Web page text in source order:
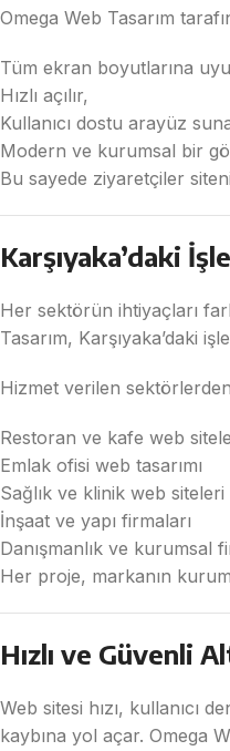
Omega Web Tasarım
Tüm ekran boyutlarına
Hızlı açılır,
Kullanıcı dostu arayüz
Modern ve kurumsal bir
Bu sayede ziyaretçiler
Karşıyaka’daki
Her sektörün ihtiyaçları
Tasarım, Karşıyaka’daki
Hizmet verilen sektörlerden
Restoran ve kafe web
Emlak ofisi web tasarımı
Sağlık ve klinik web siteleri
İnşaat ve yapı firmaları
Danışmanlık ve kurumsal
Her proje, markanın
Hızlı ve Güvenli
Web sitesi hızı, kullanıcı
kaybına yol açar. Omega